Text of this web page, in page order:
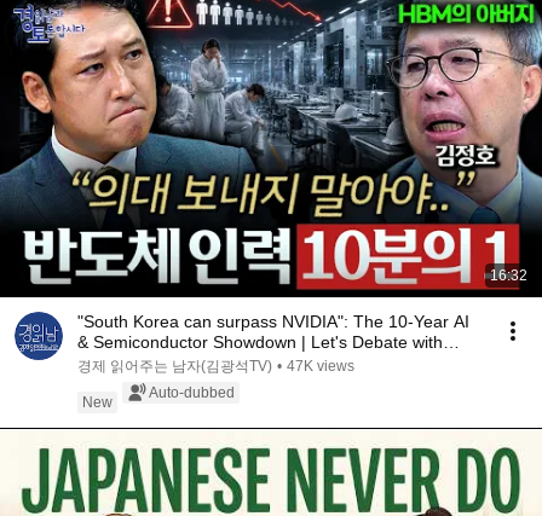
16:32
"South Korea can surpass NVIDIA": The 10-Year AI
& Semiconductor Showdown | Let's Debate with
Gye...
경제 읽어주는 남자(김광석TV) • 47K views
New
Auto-dubbed